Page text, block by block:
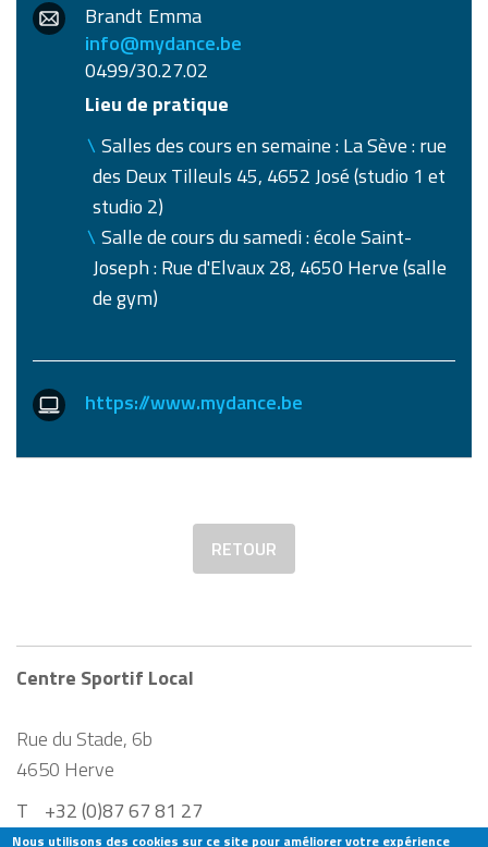
Brandt Emma
info@mydance.be
0499/30.27.02
Lieu de pratique
Salles des cours en semaine : La Sève : rue
des Deux Tilleuls 45, 4652 José (studio 1 et
studio 2)
Salle de cours du samedi : école Saint-
Joseph : Rue d'Elvaux 28, 4650 Herve (salle
de gym)
https://www.mydance.be
RETOUR
Centre Sportif Local
Rue du Stade, 6b
4650 Herve
T
+32 (0)87 67 81 27
CENTRESPORTIFLOCAL@HERVE.BE
Nous utilisons des cookies sur ce site pour améliorer votre expérience